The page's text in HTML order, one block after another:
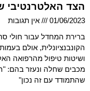
הצד האלטרנטיבי
01/06/2023
אין תגובות
ברירת המחדל עבור חולי
הקונבנציונלית, אולם
ושיטות טיפול מהרפואה
מכבים שחלה ונעזר בהם:
שהתמודד עם זה נכון"